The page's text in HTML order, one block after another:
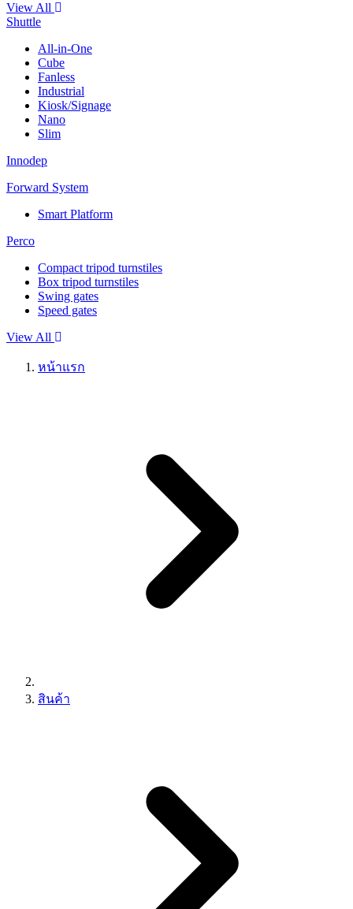
View All
Shuttle
All-in-One
Cube
Fanless
Industrial
Kiosk/Signage
Nano
Slim
Innodep
Forward System
Smart Platform
Perco
Compact tripod turnstiles
Box tripod turnstiles
Swing gates
Speed gates
View All
หน้าแรก
สินค้า